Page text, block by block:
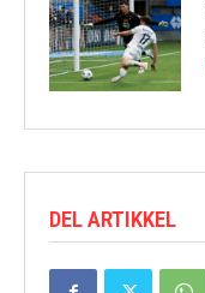
DEL ARTIKKEL